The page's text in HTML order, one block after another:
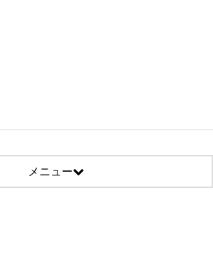
メニュー